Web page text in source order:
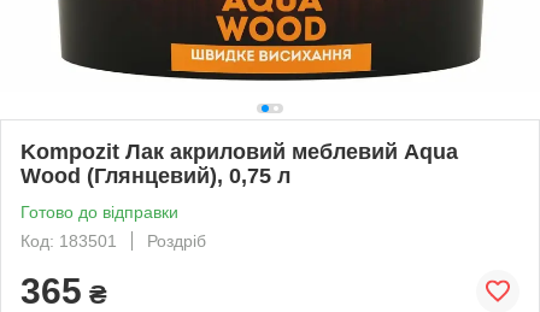
Kompozit Лак акриловий меблевий Aqua
Wood (Глянцевий), 0,75 л
Готово до відправки
Код: 183501
Роздріб
365 ₴